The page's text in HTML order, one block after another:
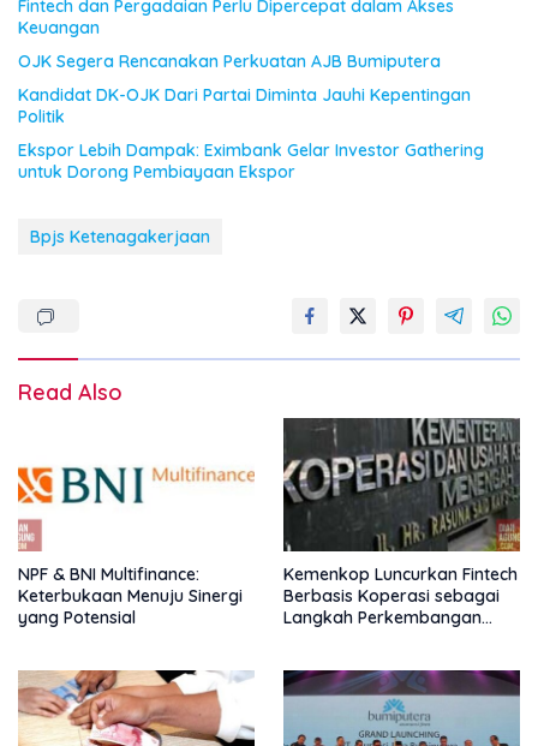
Fintech dan Pergadaian Perlu Dipercepat dalam Akses
Keuangan
OJK Segera Rencanakan Perkuatan AJB Bumiputera
Kandidat DK-OJK Dari Partai Diminta Jauhi Kepentingan
Politik
Ekspor Lebih Dampak: Eximbank Gelar Investor Gathering
untuk Dorong Pembiayaan Ekspor
Bpjs Ketenagakerjaan
Read Also
NPF & BNI Multifinance:
Keterbukaan Menuju Sinergi
yang Potensial
Kemenkop Luncurkan Fintech
Berbasis Koperasi sebagai
Langkah Perkembangan